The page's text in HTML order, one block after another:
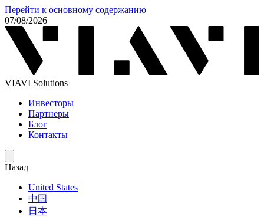
Перейти к основному содержанию
07/08/2026
VIAVI Solutions
Инвесторы
Партнеры
Блог
Контакты
Назад
United States
中国
日本